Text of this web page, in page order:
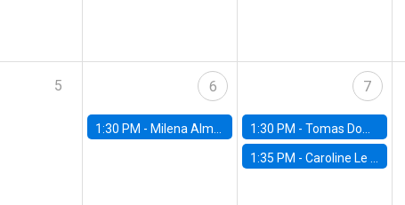
5 6
1:30 PM - Milena Almagro, University of ChicagoChicago Booth School of Business
7
1:30 PM -Tomas Dominguez-Iino, Chicago Booth School of Business
1:35 PM -Caroline Le Pennec, HEC Montréal